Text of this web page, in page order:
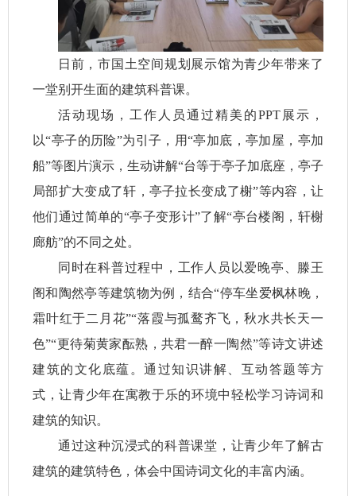
日前，市国土空间规划展示馆为青少年带来了
一堂别开生面的建筑科普课。
活动现场，工作人员通过精美的PPT展示，
以“亭子的历险”为引子，用“亭加底，亭加屋，亭加
船”等图片演示，生动讲解“台等于亭子加底座，亭子
局部扩大变成了轩，亭子拉长变成了榭”等内容，让
他们通过简单的“亭子变形计”了解“亭台楼阁，轩榭
廊舫”的不同之处。
同时在科普过程中，工作人员以爱晚亭、滕王
阁和陶然亭等建筑物为例，结合“停车坐爱枫林晚，
霜叶红于二月花”“落霞与孤鹜齐飞，秋水共长天一
色”“更待菊黄家酝熟，共君一醉一陶然”等诗文讲述
建筑的文化底蕴。通过知识讲解、互动答题等方
式，让青少年在寓教于乐的环境中轻松学习诗词和
建筑的知识。
通过这种沉浸式的科普课堂，让青少年了解古
建筑的建筑特色，体会中国诗词文化的丰富内涵。